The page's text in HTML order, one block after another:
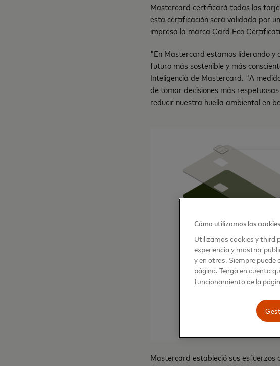
Mastercard certificará todas las
esta certificación será validada por
impresa la marca Card Eco
"En Mastercard estamos liderando
futuro más sostenible y más
Inteligencia de Mastercard. "A
de tomar decisiones más
reducir nuestra huella ambiental en
Mastercard estableció sus esfuerzos
Cómo utilizamos las cookies
Utilizamos cookies y third
experiencia y mostrar
y en otras. Siempre
página. Tenga en cuenta
funcionamiento de la